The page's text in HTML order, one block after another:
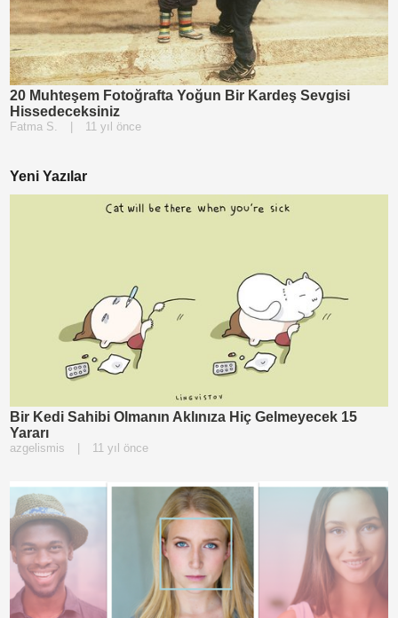
20 Muhteşem Fotoğrafta Yoğun Bir Kardeş Sevgisi
Hissedeceksiniz
Fatma S. | 11 yıl önce
Yeni Yazılar
Bir Kedi Sahibi Olmanın Aklınıza Hiç Gelmeyecek 15
Yararı
azgelismis 11 yıl önce